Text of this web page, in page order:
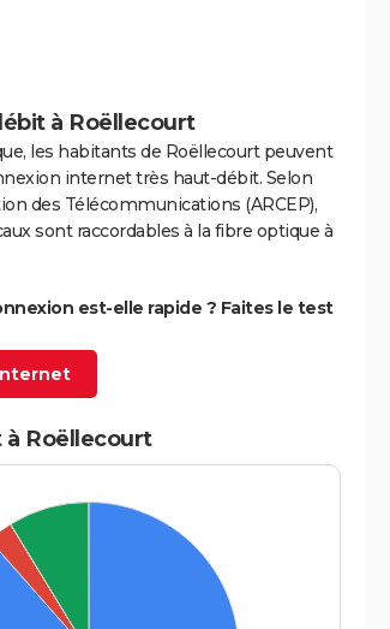
à Roëllecourt
les habitants de Roëllecourt peuvent
internet très haut-débit. Selon
des Télécommunications (ARCEP),
sont raccordables à la fibre optique à
est-elle rapide ? Faites le test
Roëllecourt